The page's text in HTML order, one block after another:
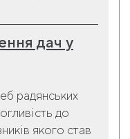
дач у
радянських
до
якого став